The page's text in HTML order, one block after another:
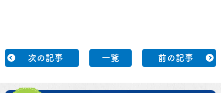
次の記事 一覧 前の記事